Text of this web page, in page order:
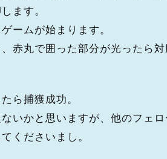
ます。
ームが始まります。
赤丸で囲った部分が光ったら
ら捕獲成功。
いかと思いますが、他のフェ
くださいまし。